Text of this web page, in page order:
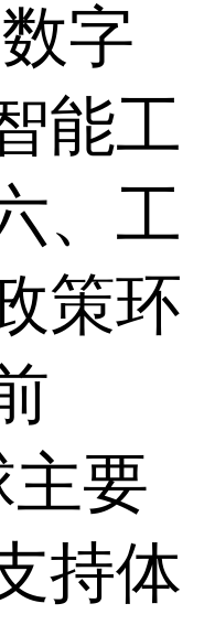
字
能工
、工
策环
主要
持体